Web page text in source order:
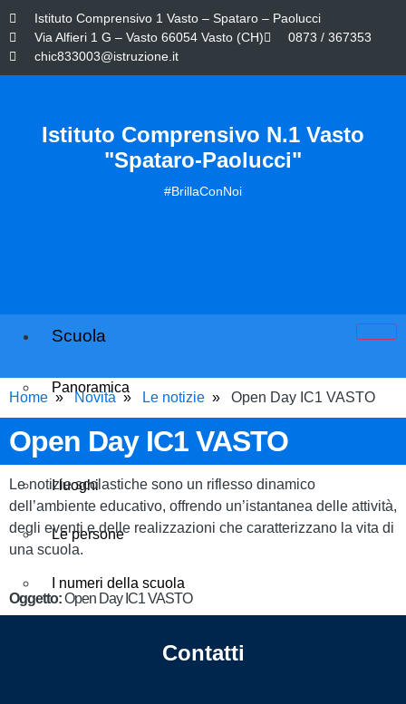
Istituto Comprensivo 1 Vasto – Spataro – Paolucci
Via Alfieri 1 G – Vasto 66054 Vasto (CH)
0873 / 367353
chic833003@istruzione.it
Istituto Comprensivo N.1 Vasto
"Spataro-Paolucci"
#BrillaConNoi
Scuola
Panoramica
Presentazione
I luoghi
Le persone
I numeri della scuola
Home Novità Le notizie Open Day IC1 VASTO
Open Day IC1 VASTO
Le notizie scolastiche sono un riflesso dinamico
dell’ambiente educativo, offrendo un’istantanea delle attività,
degli eventi e delle realizzazioni che caratterizzano la vita di
una scuola.
Oggetto:Open Day IC1 VASTO
Contatti